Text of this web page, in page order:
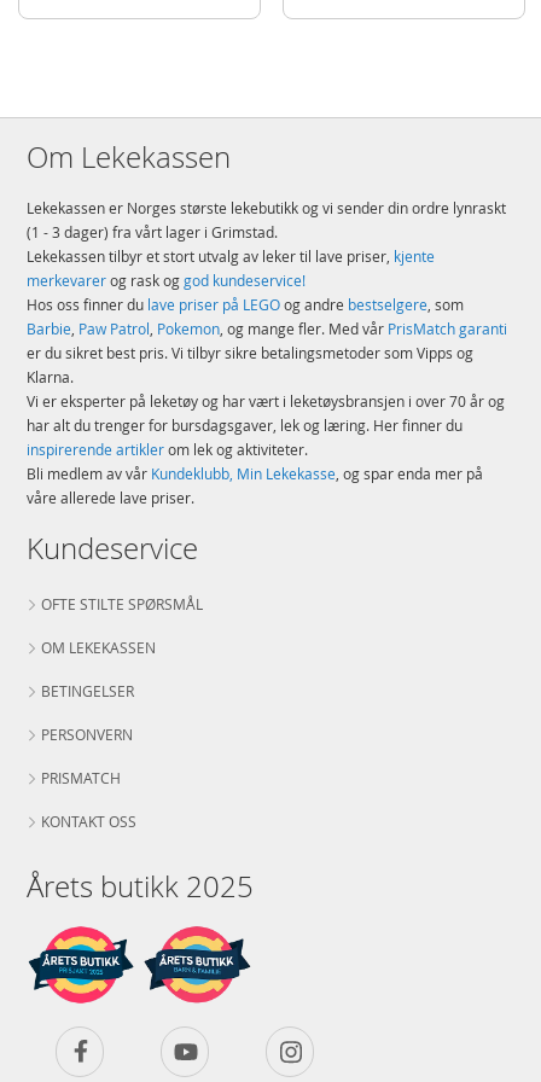
Merke LEGO
Om Lekekassen
Lekekassen er Norges største lekebutikk og vi sender din ordre lynraskt
(1 - 3 dager) fra vårt lager i Grimstad.
Lekekassen tilbyr et stort utvalg av leker til lave priser, kjente
merkevarerog rask oggod kundeservice!
Hos oss finner du lave priser på LEGOog andre bestselgere, som
Barbie, Paw Patrol, Pokemon, og mange fler. Med vår PrisMatch garanti
er du sikret best pris. Vi tilbyr sikre betalingsmetoder som Vipps og
Klarna.
Vi er eksperter på leketøy og har vært i leketøysbransjen i over 70 år og
har alt du trenger for bursdagsgaver, lek og læring. Her finner du
inspirerende artiklerom lek og aktiviteter.
Bli medlem av vår Kundeklubb, Min Lekekasse, og spar enda mer på
våre allerede lave priser.
Kundeservice
OFTE STILTE SPØRSMÅL
OM LEKEKASSEN
BETINGELSER
PERSONVERN
PRISMATCH
KONTAKT OSS
Årets butikk 2025